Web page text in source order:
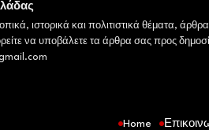
ιστορικά και πολιτιστικά θέματα,
να υποβάλετε τα άρθρα σας προς
Home